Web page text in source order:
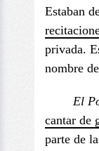
Estaban
privada.
nombre de
El
cantar de
parte de